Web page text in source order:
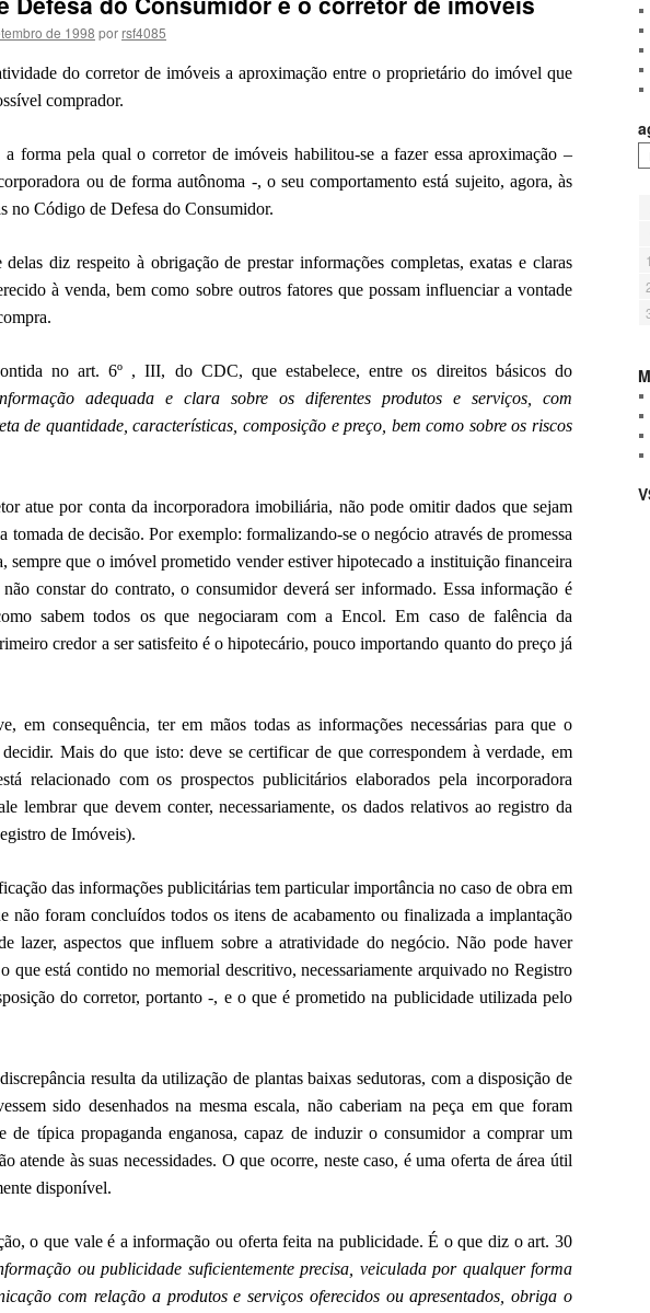
de 1998 por rsf4085
do corretor de imóveis a aproximação entre o proprietário do imóvel que
comprador.
a forma pela qual o corretor de imóveis habilitou-se a fazer essa aproximação –
ou de forma autônoma -, o seu comportamento está sujeito, agora, às
no Código de Defesa do Consumidor.
diz respeito à obrigação de prestar informações completas, exatas e claras
à venda, bem como sobre outros fatores que possam influenciar a vontade
no art. 6º , III, do CDC, que estabelece, entre os direitos básicos do
adequada e clara sobre os diferentes produtos e serviços, com
de quantidade, características, composição e preço, bem como sobre os riscos
atue por conta da incorporadora imobiliária, não pode omitir dados que sejam
tomada de decisão. Por exemplo: formalizando-se o negócio através de promessa
sempre que o imóvel prometido vender estiver hipotecado a instituição financeira
não constar do contrato, o consumidor deverá ser informado. Essa informação é
sabem todos os que negociaram com a Encol. Em caso de falência da
credor a ser satisfeito é o hipotecário, pouco importando quanto do preço já
em consequência, ter em mãos todas as informações necessárias para que o
Mais do que isto: deve se certificar de que correspondem à verdade, em
relacionado com os prospectos publicitários elaborados pela incorporadora
lembrar que devem conter, necessariamente, os dados relativos ao registro da
de Imóveis).
das informações publicitárias tem particular importância no caso de obra em
não foram concluídos todos os itens de acabamento ou finalizada a implantação
lazer, aspectos que influem sobre a atratividade do negócio. Não pode haver
que está contido no memorial descritivo, necessariamente arquivado no Registro
do corretor, portanto -, e o que é prometido na publicidade utilizada pelo
resulta da utilização de plantas baixas sedutoras, com a disposição de
sido desenhados na mesma escala, não caberiam na peça em que foram
de típica propaganda enganosa, capaz de induzir o consumidor a comprar um
atende às suas necessidades. O que ocorre, neste caso, é uma oferta de área útil
disponível.
o que vale é a informação ou oferta feita na publicidade. É o que diz o art. 30
ou publicidade suficientemente precisa, veiculada por qualquer forma
com relação a produtos e serviços oferecidos ou apresentados, obriga o